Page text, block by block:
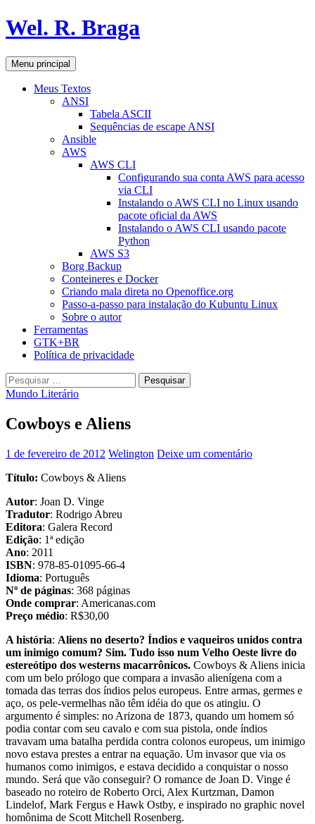
Pular
para
conteúdo
Wel. R. Braga
Pesquisar
Menu principal
Meus Textos
ANSI
Tabela ASCII
Sequências de escape ANSI
Ansible
AWS
AWS CLI
Configurando sua conta AWS para acesso
via CLI
Instalando o AWS CLI no Linux usando
pacote oficial da AWS
Instalando o AWS CLI usando pacote
Python
AWS S3
Borg Backup
Conteineres e Docker
Criando mala direta no Openoffice.org
Passo-a-passo para instalação do Kubuntu Linux
Sobre o autor
Ferramentas
GTK+BR
Política de privacidade
Pesquisar
por:
Mundo Literário
Cowboys e Aliens
1 de fevereiro de 2012 Welington Deixe um comentário
Título: Cowboys & Aliens
Autor: Joan D. Vinge
Tradutor: Rodrigo Abreu
Editora: Galera Record
Edição: 1ª edição
Ano: 2011
ISBN: 978-85-01095-66-4
Idioma: Português
Nº de páginas: 368 páginas
Onde comprar: Americanas.com
Preço médio: R$30,00
A história: Aliens no deserto? Índios e vaqueiros unidos contra
um inimigo comum? Sim. Tudo isso num Velho Oeste livre do
estereótipo dos westerns macarrônicos. Cowboys & Aliens inicia
com um belo prólogo que compara a invasão alienígena com a
tomada das terras dos índios pelos europeus. Entre armas, germes e
aço, os pele-vermelhas não têm idéia do que os atingiu. O
argumento é simples: no Arizona de 1873, quando um homem só
podia contar com seu cavalo e com sua pistola, onde índios
travavam uma batalha perdida contra colonos europeus, um inimigo
novo estava prestes a entrar na equação. Um invasor que via os
humanos como inimigos, e estava decidido a conquistar o nosso
mundo. Será que vão conseguir? O romance de Joan D. Vinge é
baseado no roteiro de Roberto Orci, Alex Kurtzman, Damon
Lindelof, Mark Fergus e Hawk Ostby, e inspirado no graphic novel
homônima de Scott Mitchell Rosenberg.